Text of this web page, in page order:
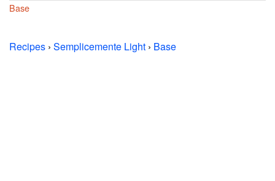
Base
Recipes › Semplicemente Light › Base